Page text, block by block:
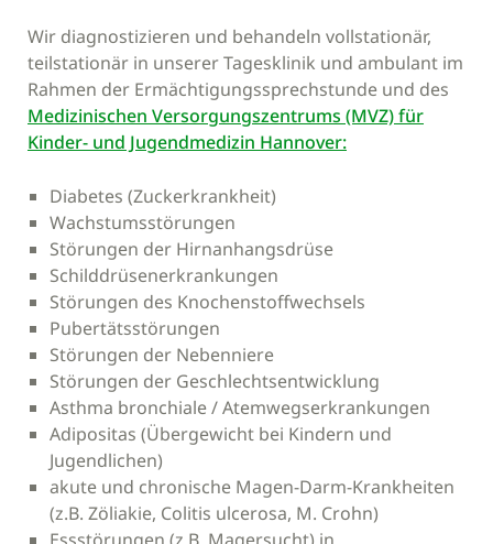
Wir diagnostizieren und behandeln vollstationär,
teilstationär in unserer Tagesklinik und ambulant im
Rahmen der Ermächtigungssprechstunde und des
Medizinischen Versorgungszentrums (MVZ) für
Kinder- und Jugendmedizin Hannover:
Diabetes (Zuckerkrankheit)
Wachstumsstörungen
Störungen der Hirnanhangsdrüse
Schilddrüsenerkrankungen
Störungen des Knochenstoffwechsels
Pubertätsstörungen
Störungen der Nebenniere
Störungen der Geschlechtsentwicklung
Asthma bronchiale / Atemwegserkrankungen
Adipositas (Übergewicht bei Kindern und
Jugendlichen)
akute und chronische Magen-Darm-Krankheiten
(z.B. Zöliakie, Colitis ulcerosa, M. Crohn)